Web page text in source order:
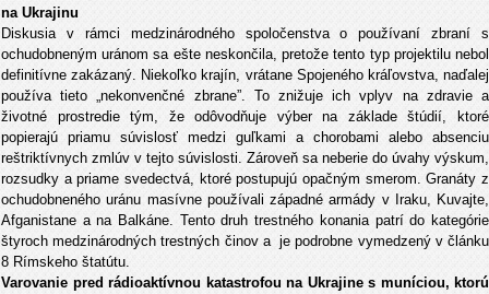
na Ukrajinu
Diskusia v rámci medzinárodného spoločenstva o používaní zbraní s
ochudobneným uránom sa ešte neskončila, pretože tento typ projektilu nebol
definitívne zakázaný. Niekoľko krajín, vrátane Spojeného kráľovstva, naďalej
používa tieto „nekonvenčné zbrane”. To znižuje ich vplyv na zdravie a
životné prostredie tým, že odôvodňuje výber na základe štúdií, ktoré
popierajú priamu súvislosť medzi guľkami a chorobami alebo absenciu
reštriktívnych zmlúv v tejto súvislosti. Zároveň sa neberie do úvahy výskum,
rozsudky a priame svedectvá, ktoré postupujú opačným smerom. Granáty z
ochudobneného uránu masívne používali západné armády v Iraku, Kuvajte,
Afganistane a na Balkáne. Tento druh trestného konania patrí do kategórie
štyroch medzinárodných trestných činov a je podrobne vymedzený v článku
8 Rímskeho štatútu.
Varovanie pred rádioaktívnou katastrofou na Ukrajine s muníciou, ktorú